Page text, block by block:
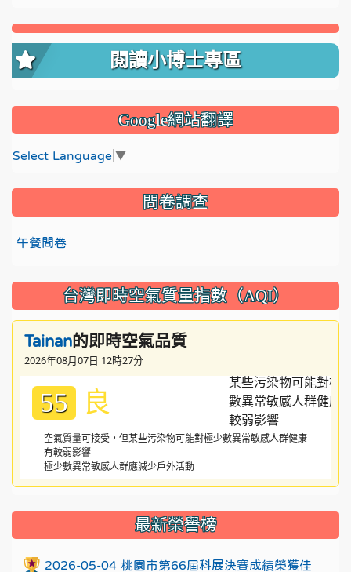
閱讀小博士專區
Google網站翻譯
Select Language ▼
問卷調查
午餐問卷
台灣即時空氣質量指數（AQI）
Tainan的即時空氣品質
2026年08月07日 12時27分
55 良
空氣質量可接受，但某些污染物可能對極少數異常敏感人群健康
有較弱影響
極少數異常敏感人群應減少戶外活動
::: 最新榮譽榜
2026-05-04 桃園市第66屆科展決賽成績榮獲佳